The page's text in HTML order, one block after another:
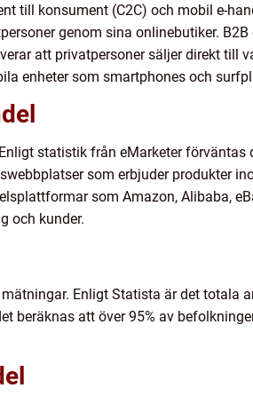
till konsument (C2C) och mobil e-
genom sina onlinebutiker.
att privatpersoner säljer direkt till
enheter som smartphones och
statistik från eMarketer förväntas
som erbjuder produkter
som Amazon, Alibaba,
och kunder.
Enligt Statista är det totala
beräknas att över 95% av